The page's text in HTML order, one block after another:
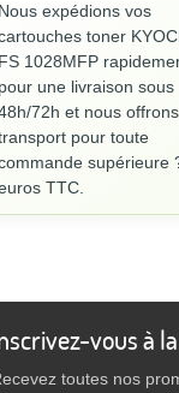
Nous expédions vos
toner
FS 1028MFP
pour une livraison sous
72h et nous
pour toute
supérieure
TTC.
vous à
toutes nos